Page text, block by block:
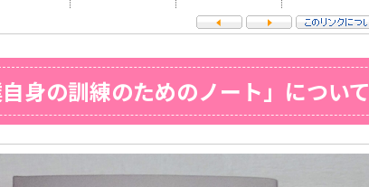
身の訓練のためのノート」について